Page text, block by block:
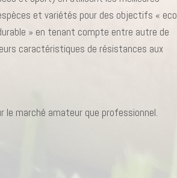
et variétés pour des objectifs « eco
» en tenant compte entre autre de
caractéristiques de résistances aux
marché amateur que professionnel.